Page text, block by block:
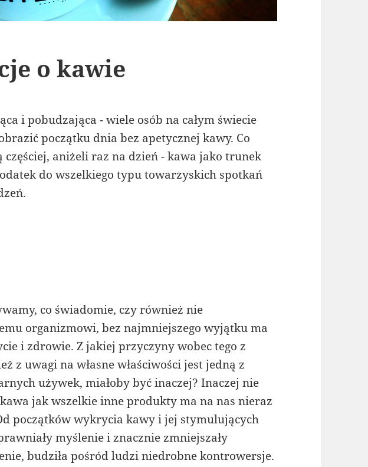
o kawie
i pobudzająca - wiele osób na całym świecie
początku dnia bez apetycznej kawy. Co
aniżeli raz na dzień - kawa jako trunek
do wszelkiego typu towarzyskich spotkań
co świadomie, czy również nie
organizmowi, bez najmniejszego wyjątku ma
i zdrowie. Z jakiej przyczyny wobec tego z
z uwagi na własne właściwości jest jedną z
używek, miałoby być inaczej? Inaczej nie
jak wszelkie inne produkty ma na nas nieraz
początków wykrycia kawy i jej stymulujących
myślenie i znacznie zmniejszały
budziła pośród ludzi niedrobne kontrowersje.